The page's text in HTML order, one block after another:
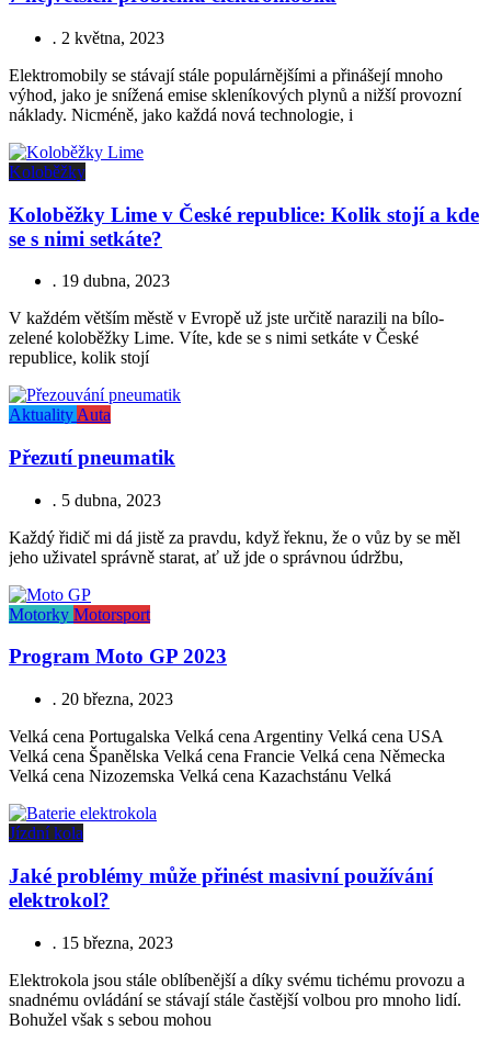
. 2 května, 2023
Elektromobily se stávají stále populárnějšími a přinášejí mnoho
výhod, jako je snížená emise skleníkových plynů a nižší provozní
náklady. Nicméně, jako každá nová technologie, i
Koloběžky
Koloběžky Lime v České republice: Kolik stojí a kde
se s nimi setkáte?
. 19 dubna, 2023
V každém větším městě v Evropě už jste určitě narazili na bílo-
zelené koloběžky Lime. Víte, kde se s nimi setkáte v České
republice, kolik stojí
Aktuality Auta
Přezutí pneumatik
. 5 dubna, 2023
Každý řidič mi dá jistě za pravdu, když řeknu, že o vůz by se měl
jeho uživatel správně starat, ať už jde o správnou údržbu,
Motorky Motorsport
Program Moto GP 2023
. 20 března, 2023
Velká cena Portugalska Velká cena Argentiny Velká cena USA
Velká cena Španělska Velká cena Francie Velká cena Německa
Velká cena Nizozemska Velká cena Kazachstánu Velká
Jízdní kola
Jaké problémy může přinést masivní používání
elektrokol?
. 15 března, 2023
Elektrokola jsou stále oblíbenější a díky svému tichému provozu a
snadnému ovládání se stávají stále častější volbou pro mnoho lidí.
Bohužel však s sebou mohou